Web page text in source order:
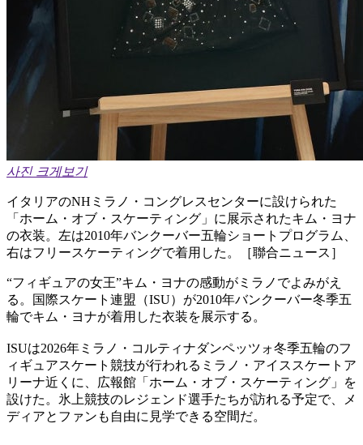
사진 크게보기
イタリアのNHミラノ・コングレスセンターに設けられた
「ホーム・オブ・スケーティング」に展示されたキム・ヨナ
の衣装。左は2010年バンクーバー五輪ショートプログラム、
右はフリースケーティングで着用した。［聯合ニュース］
“フィギュアの女王”キム・ヨナの感動がミラノでよみがえ
る。国際スケート連盟（ISU）が2010年バンクーバー冬季五
輪でキム・ヨナが着用した衣装を展示する。
ISUは2026年ミラノ・コルティナダンペッツォ冬季五輪のフ
ィギュアスケート競技が行われるミラノ・アイススケートア
リーナ近くに、広報館「ホーム・オブ・スケーティング」を
設けた。氷上競技のレジェンド選手たちが訪れる予定で、メ
ディアとファンも自由に見学できる空間だ。